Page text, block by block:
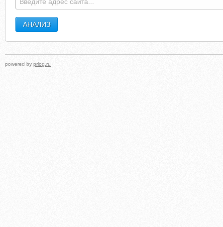
powered by prlog.ru